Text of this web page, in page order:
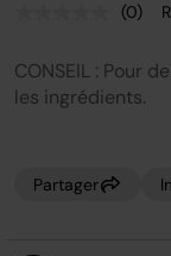
Lien
page.
(0)
CONSEIL : Pour
les ingrédients.
Partager